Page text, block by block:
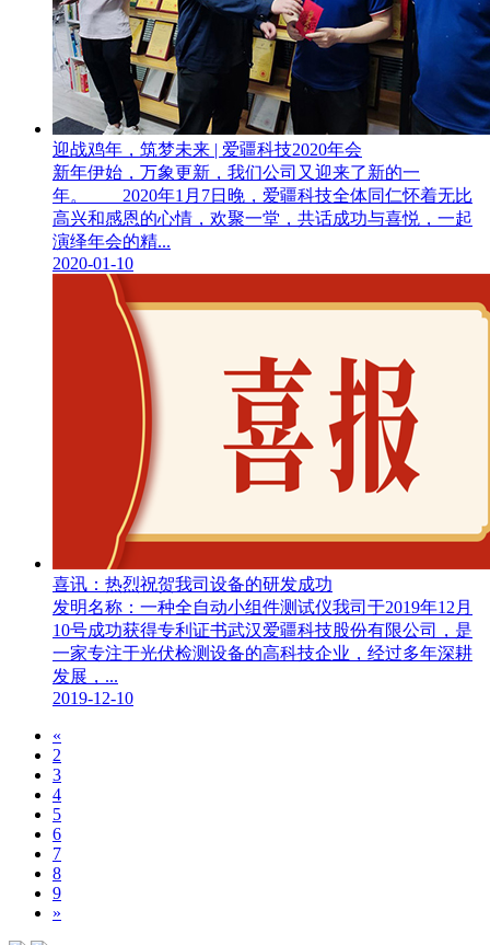
迎战鸡年，筑梦未来 | 爱疆科技2020年会
新年伊始，万象更新，我们公司又迎来了新的一
年。 2020年1月7日晚，爱疆科技全体同仁怀着无比
高兴和感恩的心情，欢聚一堂，共话成功与喜悦，一起
演绎年会的精...
2020-01-10
喜讯：热烈祝贺我司设备的研发成功
发明名称：一种全自动小组件测试仪我司于2019年12月
10号成功获得专利证书武汉爱疆科技股份有限公司，是
一家专注于光伏检测设备的高科技企业，经过多年深耕
发展，...
2019-12-10
«
2
3
4
5
6
7
8
9
»